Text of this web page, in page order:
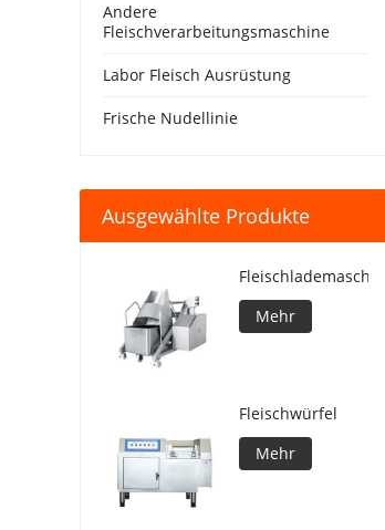
Andere
Fleischverarbeitungsmaschine
Labor Fleisch Ausrüstung
Frische Nudellinie
Ausgewählte Produkte
Fleischlademaschine
Mehr
Fleischwürfel
Mehr